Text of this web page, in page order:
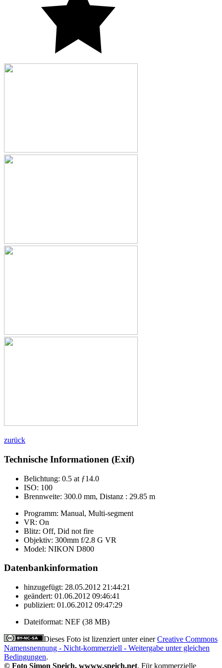
zurück
Technische Informationen (Exif)
Belichtung: 0.5 at ƒ14.0
ISO: 100
Brennweite: 300.0 mm, Distanz : 29.85 m
Programm: Manual, Multi-segment
VR: On
Blitz: Off, Did not fire
Objektiv: 300mm f/2.8 G VR
Model: NIKON D800
Datenbankinformation
hinzugefügt: 28.05.2012 21:44:21
geändert: 01.06.2012 09:46:41
publiziert: 01.06.2012 09:47:29
Dateiformat: NEF (38 MB)
Dieses Foto ist lizenziert unter einerCreative Commons
Namensnennung - Nicht-kommerziell - Weitergabe unter gleichen
Bedingungen.
© Foto Simon Speich, wwww.speich.net. Für kommerzielle